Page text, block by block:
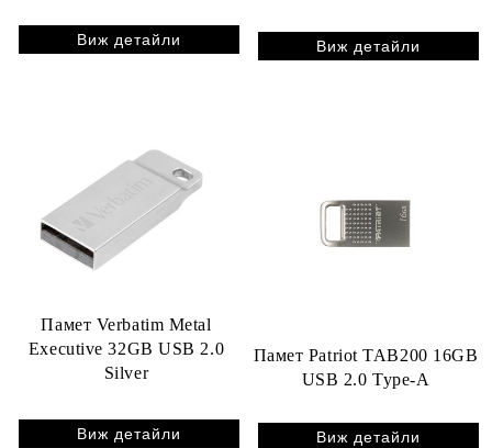
Виж детайли Виж детайли
Памет Verbatim Metal
Executive 32GB USB 2.0
Silver
Виж детайли
Памет Patriot TAB200 16GB
USB 2.0 Type-A
Виж детайли